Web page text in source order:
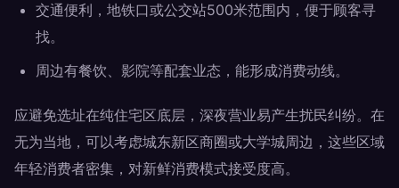
交通便利，地铁口或公交站500米范围内，便于顾客寻
找。
周边有餐饮、影院等配套业态，能形成消费动线。
应避免选址在纯住宅区底层，深夜营业易产生扰民纠纷。在
无为当地，可以考虑城东新区商圈或大学城周边，这些区域
年轻消费者密集，对新鲜消费模式接受度高。